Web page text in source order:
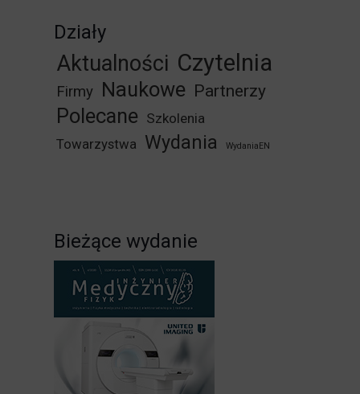
Działy
Aktualności Czytelnia
Firmy Naukowe Partnerzy
Polecane Szkolenia
Towarzystwa Wydania WydaniaEN
Bieżące wydanie